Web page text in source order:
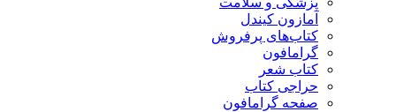
آمازون کیندل
کتاب‌های پرفروش
گرامافون
کتاب شعر
حراجی کتاب
صفحه گرامافون